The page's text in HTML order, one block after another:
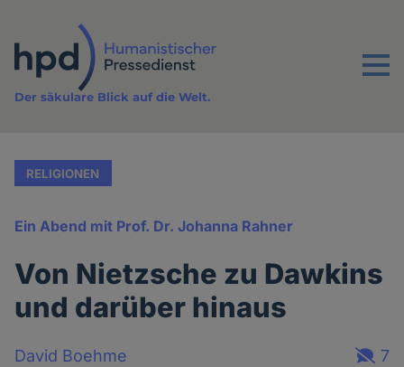
Inhalt
Menu
Der säkulare Blick auf die Welt.
RELIGIONEN
Ein Abend mit Prof. Dr. Johanna Rahner
Von Nietzsche zu Dawkins
und darüber hinaus
David Boehme
7